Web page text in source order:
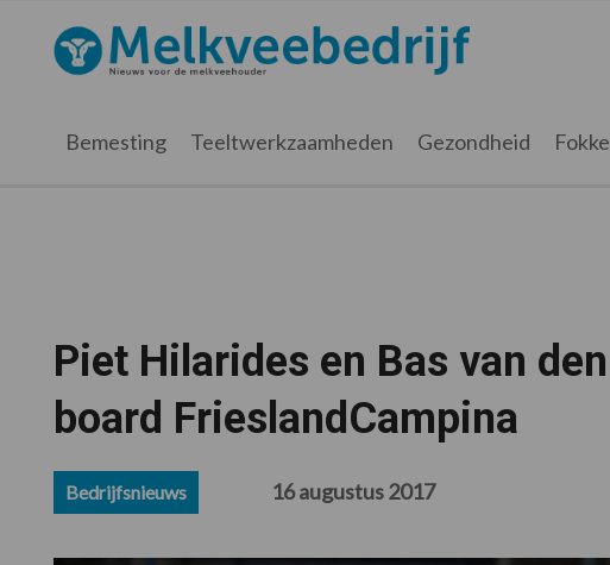
hoofdnavigatie
hoofd
eerste
voettekst
Melkveebedrijf.nl
Bemesting Teeltwerkzaamheden Gezondheid
Piet Hilarides en Bas van
board FrieslandCampina
Bedrijfsnieuws 16 augustus 2017